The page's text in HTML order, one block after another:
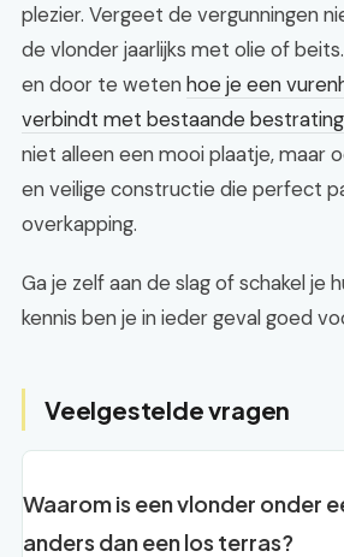
plezier. Vergeet de vergunningen
de vlonder jaarlijks met olie of
en door te wetenhoe je een
verbindt met bestaande bestrating
niet alleen een mooi plaatje, maar
en veilige constructie die perfect
overkapping.
Ga je zelf aan de slag of schakel je
kennis ben je in ieder geval goed
Veelgestelde vragen
Waarom is een vlonder onder
anders dan een los terras?